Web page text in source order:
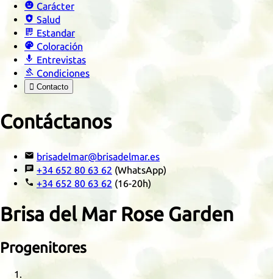
 Carácter
 Salud
 Estandar
 Coloración
 Entrevistas
 Condiciones
 Contacto
Contáctanos
 brisadelmar@brisadelmar.es
 +34 652 80 63 62 (WhatsApp)
 +34 652 80 63 62 (16-20h)
Brisa del Mar Rose Garden
Progenitores